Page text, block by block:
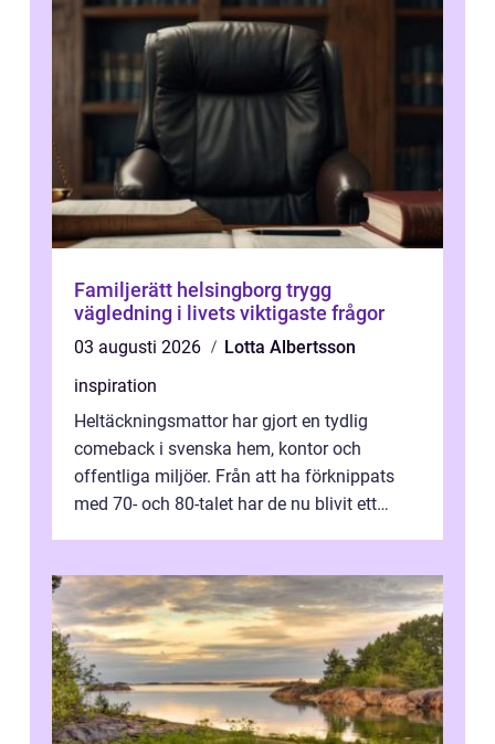
Familjerätt helsingborg trygg
vägledning i livets viktigaste frågor
03 augusti 2026
Lotta Albertsson
inspiration
Heltäckningsmattor har gjort en tydlig
comeback i svenska hem, kontor och
offentliga miljöer. Från att ha förknippats
med 70- och 80-talet har de nu blivit ett